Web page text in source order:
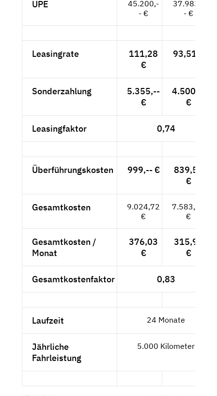
UPE
45.200,-
- €
37.983,-
- €
Leasingrate
111,28
€
93,51 €
Sonderzahlung
5.355,--
€
4.500,--
€
Leasingfaktor 0,74
Überführungskosten 999,-- €
839,50
€
Gesamtkosten
9.024,72
€
7.583,80
€
Gesamtkosten /
Monat
376,03
€
315,99
€
Gesamtkostenfaktor 0,83
Laufzeit 24 Monate
Jährliche
Fahrleistung
5.000 Kilometer